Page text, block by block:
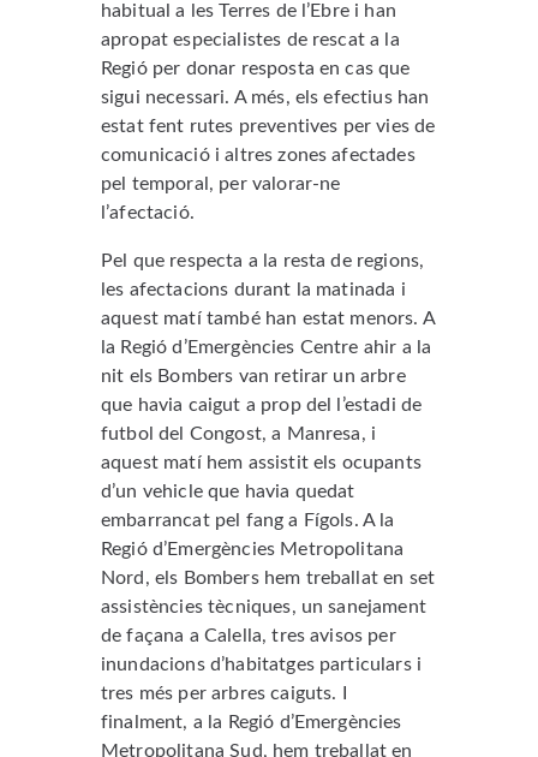
habitual a les Terres de l’Ebre i han
apropat especialistes de rescat a la
Regió per donar resposta en cas que
sigui necessari. A més, els efectius han
estat fent rutes preventives per vies de
comunicació i altres zones afectades
pel temporal, per valorar-ne
l’afectació.
Pel que respecta a la resta de regions,
les afectacions durant la matinada i
aquest matí també han estat menors. A
la Regió d’Emergències Centre ahir a la
nit els Bombers van retirar un arbre
que havia caigut a prop del l’estadi de
futbol del Congost, a Manresa, i
aquest matí hem assistit els ocupants
d’un vehicle que havia quedat
embarrancat pel fang a Fígols. A la
Regió d’Emergències Metropolitana
Nord, els Bombers hem treballat en set
assistències tècniques, un sanejament
de façana a Calella, tres avisos per
inundacions d’habitatges particulars i
tres més per arbres caiguts. I
finalment, a la Regió d’Emergències
Metropolitana Sud, hem treballat en